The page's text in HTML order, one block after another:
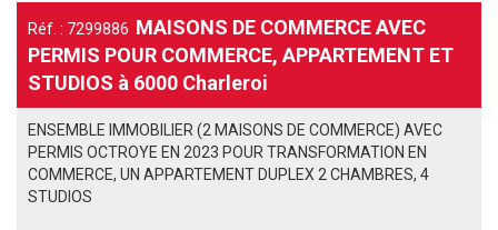
Réf. : 7299886 MAISONS DE COMMERCE AVEC
PERMIS POUR COMMERCE, APPARTEMENT ET
STUDIOS à 6000 Charleroi
ENSEMBLE IMMOBILIER (2 MAISONS DE COMMERCE) AVEC
PERMIS OCTROYE EN 2023 POUR TRANSFORMATION EN
COMMERCE, UN APPARTEMENT DUPLEX 2 CHAMBRES, 4
STUDIOS